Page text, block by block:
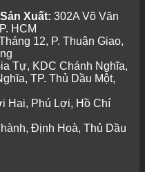
Xuất: 302A Võ Văn
HCM
12, P. Thuận Giao,
Tự, KDC Chánh Nghĩa,
TP. Thủ Dầu Một,
Hai, Phú Lợi, Hồ Chí
Định Hoà, Thủ Dầu